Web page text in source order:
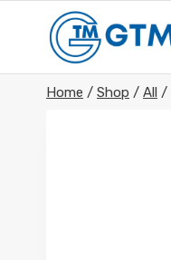
content
Home / Shop / All /